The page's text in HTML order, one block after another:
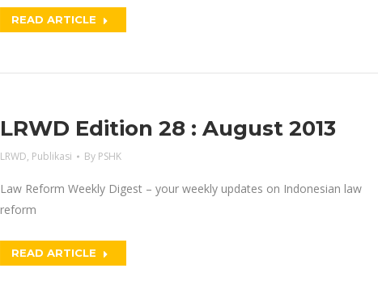
READ ARTICLE
LRWD Edition 28 : August 2013
LRWD, Publikasi By PSHK
Law Reform Weekly Digest – your weekly updates on Indonesian law
reform
READ ARTICLE